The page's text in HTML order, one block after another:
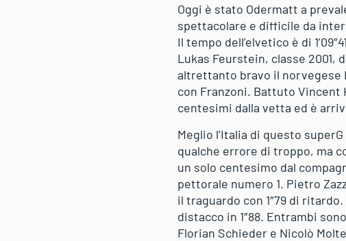
Oggi è stato Odermatt a
spettacolare e difficile da
Il tempo dell’elvetico è di
Lukas Feurstein, classe 2001,
altrettanto bravo il norvegese
con Franzoni. Battuto Vincent
centesimi dalla vetta ed è
Meglio l’Italia di questo
qualche errore di troppo, ma
un solo centesimo dal
pettorale numero 1. Pietro
il traguardo con 1″79 di
distacco in 1″88. Entrambi
Florian Schieder e Nicolò